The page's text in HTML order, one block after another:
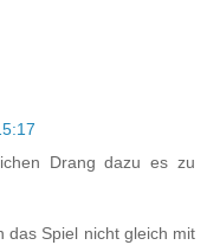
Drang dazu es zu
das Spiel nicht gleich mit